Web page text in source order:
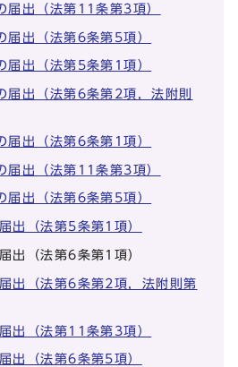
出（法第11条第3項）
出（法第6条第5項）
出（法第5条第1項）
出（法第6条第2項，法附則
出（法第6条第1項）
出（法第11条第3項）
出（法第6条第5項）
出（法第5条第1項）
出（法第6条第1項）
出（法第6条第2項，法附則第
出（法第11条第3項）
出（法第6条第5項）